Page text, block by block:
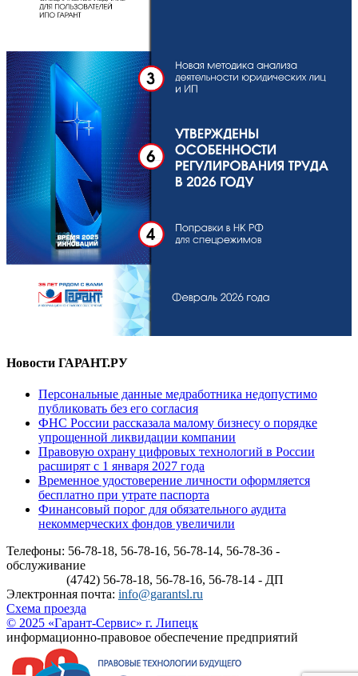
Новости ГАРАНТ.РУ
Персональные данные медработника недопустимо
публиковать без его согласия
ФНС России рассказала малому бизнесу о порядке
упрощенной ликвидации компании
Правовую охрану цифровых технологий в России
расширят с 1 января 2027 года
Временное удостоверение личности оформляется
бесплатно при утрате паспорта
Финансовый порог для обязательного аудита
некоммерческих фондов увеличили
Телефоны: 56-78-18, 56-78-16, 56-78-14, 56-78-36 -
обслуживание
(4742) 56-78-18, 56-78-16, 56-78-14 - ДП
Электронная почта: info@garantsl.ru
Схема проезда
© 2025 «Гарант-Сервис» г. Липецк
информационно-правовое обеспечение предприятий